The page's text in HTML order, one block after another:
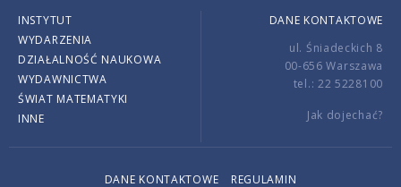
INSTYTUT
WYDARZENIA
DZIAŁALNOŚĆ NAUKOWA
WYDAWNICTWA
ŚWIAT MATEMATYKI
INNE
DANE KONTAKTOWE
ul. Śniadeckich 8
00-656 Warszawa
tel.: 22 5228100
Jak dojechać?
DANE KONTAKTOWE REGULAMIN